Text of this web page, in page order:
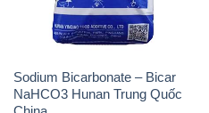
Sodium Bicarbonate – Bicar
NaHCO3 Hunan Trung Quốc